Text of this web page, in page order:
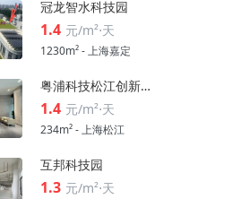
冠龙智水科技园
1.4 元/m²⋅天
1230m² - 上海嘉定
粤浦科技松江创新中心
1.4 元/m²⋅天
234m² - 上海松江
互邦科技园
1.3 元/m²⋅天